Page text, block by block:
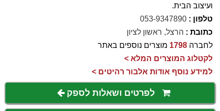
ועיצוב הבית.
טלפון : 053-9347890
כתובת : הרצל, ראשון לציון
לחברה 1798 מוצרים נוספים באתר
לקטלוג המוצרים המלא >
למידע נוסף אודות אלבור רהיטים >
לפרטים ושאלות לספק